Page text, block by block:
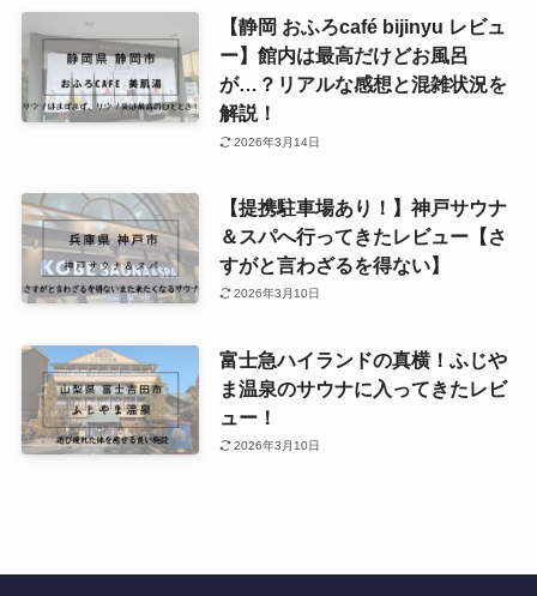
【静岡 おふろcafé bijinyu レビュ
ー】館内は最高だけどお風呂
が…？リアルな感想と混雑状況を
解説！
2026年3月14日
【提携駐車場あり！】神戸サウナ
＆スパへ行ってきたレビュー【さ
すがと言わざるを得ない】
2026年3月10日
富士急ハイランドの真横！ふじや
ま温泉のサウナに入ってきたレビ
ュー！
2026年3月10日